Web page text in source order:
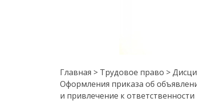
Главная > Трудовое право >
Оформления приказа об
и привлечение к ответственности